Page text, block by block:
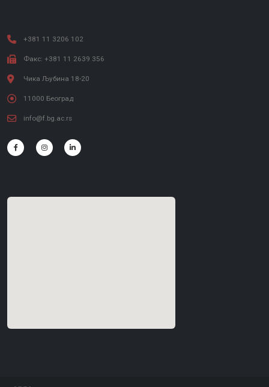
+381 11 3206 102
Факс: +381 11 2639 356
Чика Љубина 18-20
11000 Београд
info@f.bg.ac.rs